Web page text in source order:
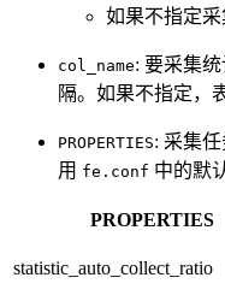
如果不指定采
col_name: 要采集
隔。如果不指定，
PROPERTIES: 采集
用 fe.conf 中的默
PROPERTIES
statistic_auto_collect_ratio